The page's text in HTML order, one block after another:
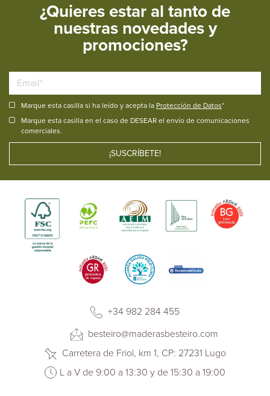
¿Quieres estar al tanto de
nuestras novedades y
promociones?
Marque esta casilla si ha leído y acepta la Protección de Datos*
Marque esta casilla en el caso de DESEAR el envío de comunicaciones
comerciales.
+34 982 284 455
besteiro@maderasbesteiro.com
Carretera de Friol, km 1, CP: 27231 Lugo
L a V de 9:00 a 13:30 y de 15:30 a 19:00